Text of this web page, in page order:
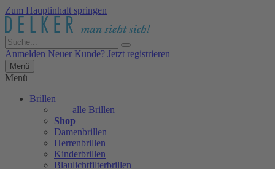
Zum Hauptinhalt springen
Anmelden Neuer Kunde? Jetzt registrieren
Menü
Menü
Brillen
alle Brillen
Shop
Damenbrillen
Herrenbrillen
Kinderbrillen
Blaulichtfilterbrillen